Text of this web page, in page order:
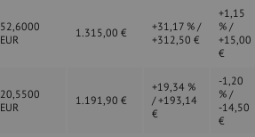
52,6000
EUR
1.315,00 €
+31,17 % /
+312,50 €
+1,15
% /
+15,00
€
20,5500
EUR
1.191,90 €
+19,34 %
/ +193,14
€
-1,20
% /
-14,50
€